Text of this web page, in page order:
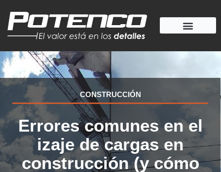
contenido
CONSTRUCCIÓN
Errores comunes en el
izaje de cargas en
construcción (y cómo